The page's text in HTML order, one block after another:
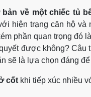
về một chiếc tủ
hiện trạng căn hộ và
phần quan trọng đó
được không?
sẽ là lựa chọn đáng
cốt khi tiếp xúc nhiều